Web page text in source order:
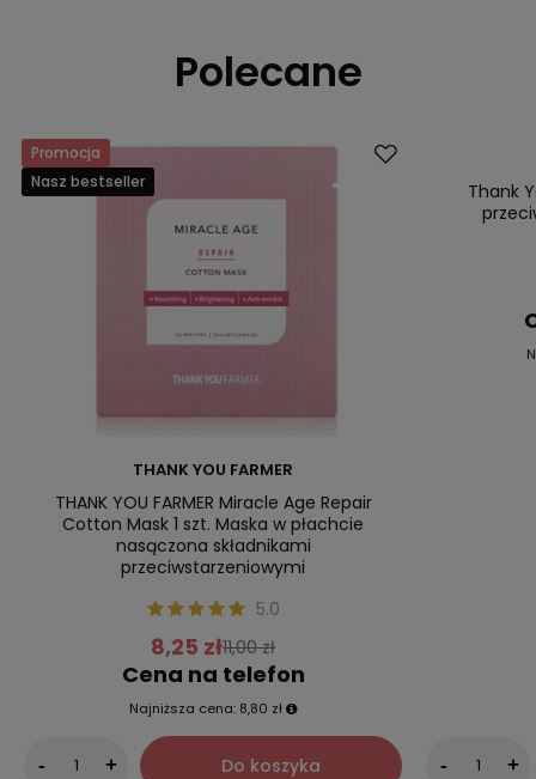
Polecane
Promocja
Nasz bestseller
THANK YOU FARMER
THANK YOU FARMER Miracle Age Repair
Cotton Mask 1 szt. Maska w płachcie
nasączona składnikami
przeciwstarzeniowymi
5.0
8,25 zł11,00 zł
Cena na telefon
Najniższa cena: 8,80 zł
- + Do koszyka
NaszThank
- +